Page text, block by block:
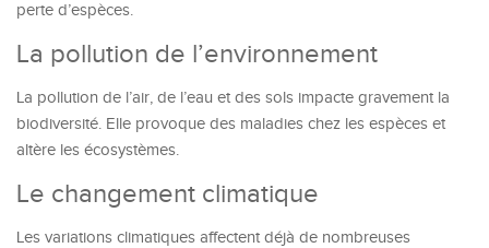
perte d’espèces.
La pollution de l’environnement
La pollution de l’air, de l’eau et des sols impacte gravement la
biodiversité. Elle provoque des maladies chez les espèces et
altère les écosystèmes.
Le changement climatique
Les variations climatiques affectent déjà de nombreuses